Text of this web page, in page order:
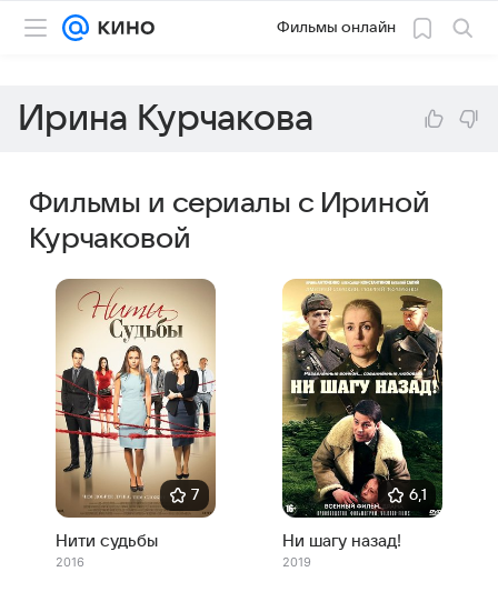
Фильмы онлайн
Ирина Курчакова
Фильмы и сериалы с Ириной
Курчаковой
7
Нити судьбы
2016
6,1
Ни шагу назад!
2019